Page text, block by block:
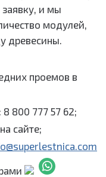
и мы
модулей,
древесины.
проемов в
800 777 57 62;
сайте;